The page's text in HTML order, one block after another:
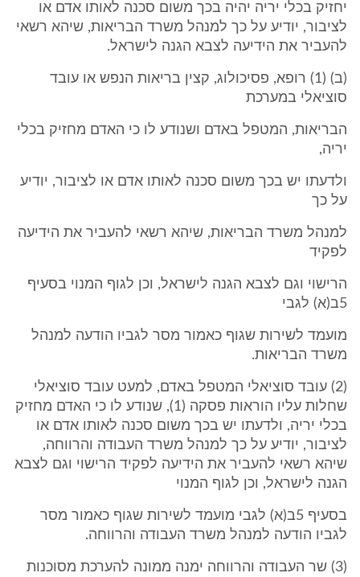
יחזיק בכלי יריה יהיה בכך משום סכנה לאותו אדם או
לציבור, יודיע על כך למנהל משרד הבריאות, שיהא רשאי
להעביר את הידיעה לצבא הגנה לישראל.
(ב) (1) רופא, פסיכולוג, קצין בריאות הנפש או עובד
סוציאלי במערכת
הבריאות, המטפל באדם ושנודע לו כי האדם מחזיק בכלי
יריה,
ולדעתו יש בכך משום סכנה לאותו אדם או לציבור, יודיע
על כך
למנהל משרד הבריאות, שיהא רשאי להעביר את הידיעה
לפקיד
הרישוי וגם לצבא הגנה לישראל, וכן לגוף המנוי בסעיף
5ב(א) לגבי
מועמד לשירות שגוף כאמור מסר לגביו הודעה למנהל
משרד הבריאות.
(2) עובד סוציאלי המטפל באדם, למעט עובד סוציאלי
שחלות עליו הוראות פסקה (1), שנודע לו כי האדם מחזיק
בכלי יריה, ולדעתו יש בכך משום סכנה לאותו אדם או
לציבור, יודיע על כך למנהל משרד העבודה והרווחה,
שיהא רשאי להעביר את הידיעה לפקיד הרישוי וגם לצבא
הגנה לישראל, וכן לגוף המנוי
בסעיף 5ב(א) לגבי מועמד לשירות שגוף כאמור מסר
לגביו הודעה למנהל משרד העבודה והרווחה.
(3) שר העבודה והרווחה ימנה ממונה להערכת מסוכנות